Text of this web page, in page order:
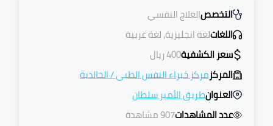
التخصصالعلاج النفسي
اللغاتلغة انجليزية, لغة عربية
سعر الكشفية400ريال
المركزمركز خبراء النفس الطبي/الخالدية
العنوانطريق الأمير سلطان
عدد المشاهدات907 مشاهدة